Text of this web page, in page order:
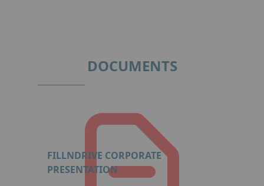
DOCUMENTS
FILLNDRIVE CORPORATE
PRESENTATION